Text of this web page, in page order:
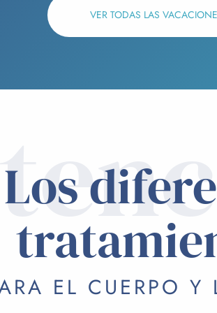
VER TODAS LAS
Los
EL CUERPO Y